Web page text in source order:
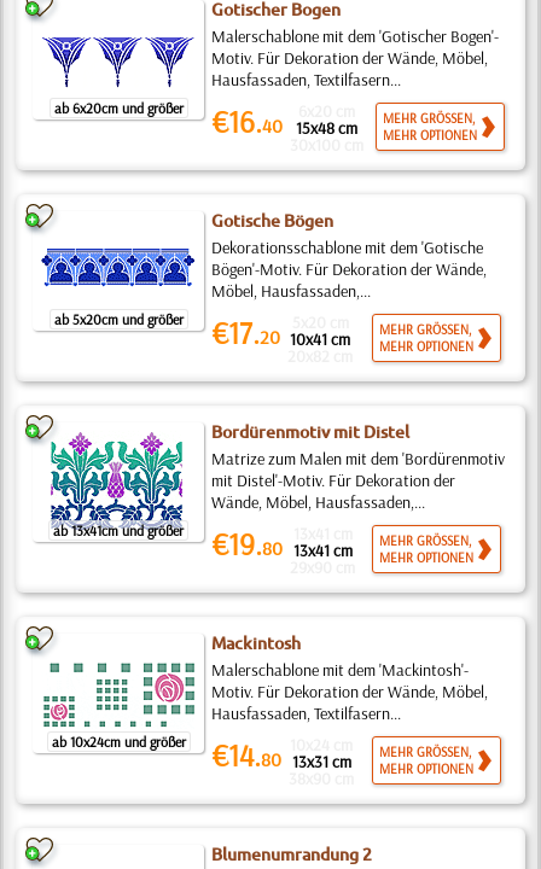
ab 6x20cm und größer
Gotischer Bogen
Malerschablone mit dem 'Gotischer Bogen'-
Motiv. Für Dekoration der Wände, Möbel,
Hausfassaden, Textilfasern...
€16.40 15x48 cm
MEHR GRÖSSEN,
MEHR OPTIONEN
ab 5x20cm und größer
Gotische Bögen
Dekorationsschablone mit dem 'Gotische
Bögen'-Motiv. Für Dekoration der Wände,
Möbel, Hausfassaden,...
€17.20 10x41 cm
MEHR GRÖSSEN,
MEHR OPTIONEN
ab 13x41cm und größer
Bordürenmotiv mit Distel
Matrize zum Malen mit dem 'Bordürenmotiv
mit Distel'-Motiv. Für Dekoration der
Wände, Möbel, Hausfassaden,...
€19.80 13x41 cm
MEHR GRÖSSEN,
MEHR OPTIONEN
ab 10x24cm und größer
Mackintosh
Malerschablone mit dem 'Mackintosh'-
Motiv. Für Dekoration der Wände, Möbel,
Hausfassaden, Textilfasern...
€14.80 13x31 cm
MEHR GRÖSSEN,
MEHR OPTIONEN
Blumenumrandung 2